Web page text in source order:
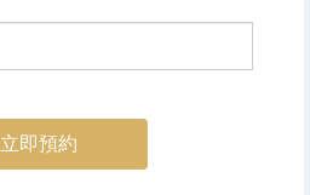
立即預約